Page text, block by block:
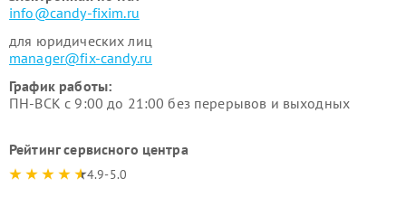
info@candy-fixim.ru
для юридических лиц
manager@fix-candy.ru
График работы:
ПН-ВСК с 9:00 до 21:00 без перерывов и выходных
Рейтинг сервисного центра
4.9-5.0